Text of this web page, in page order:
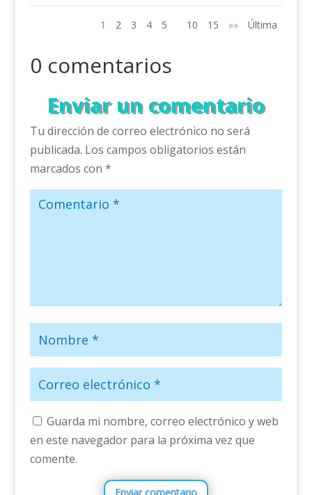
1 2 3 4 5 10 15 »» Última
0 comentarios
Enviar un comentario
Tu dirección de correo electrónico no será
publicada. Los campos obligatorios están
marcados con *
Guarda mi nombre, correo electrónico y web
en este navegador para la próxima vez que
comente.
Enviar comentario